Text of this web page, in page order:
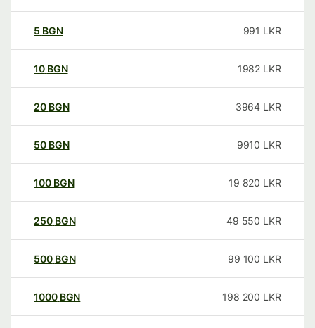
5 BGN 991 LKR
10 BGN 1982 LKR
20 BGN 3964 LKR
50 BGN 9910 LKR
100 BGN 19 820 LKR
250 BGN 49 550 LKR
500 BGN 99 100 LKR
1000 BGN 198 200 LKR